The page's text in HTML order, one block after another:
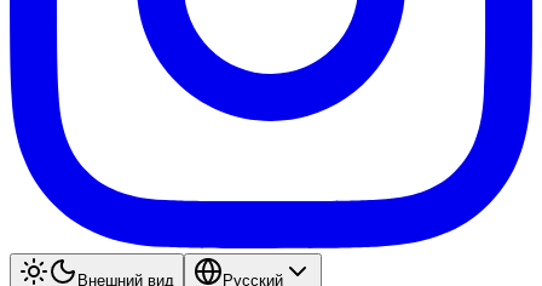
Внешний вид
Pyccкий